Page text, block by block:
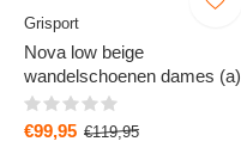
Grisport
Nova low beige
wandelschoenen dames (a)
€99,95 €119,95